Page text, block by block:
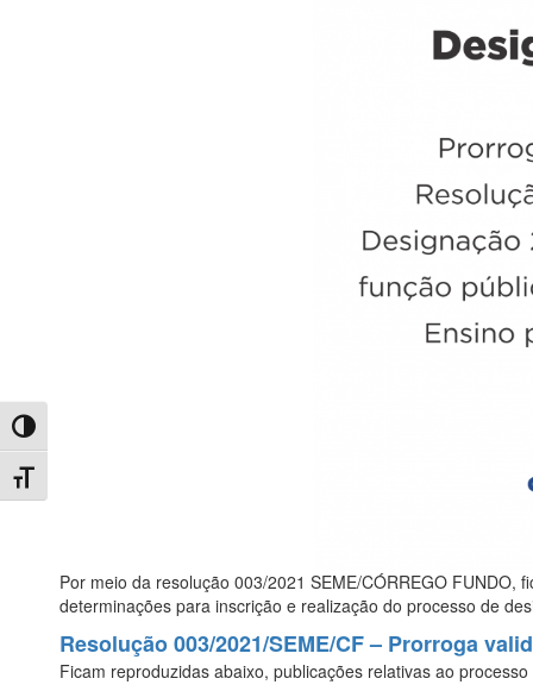
Toggle High Contrast
Toggle Font size
Por meio da resolução 003/2021 SEME/CÓRREGO
determinações para inscrição e realização do processo de
Resolução 003/2021/SEME/CF – Prorroga
Ficam reproduzidas abaixo, publicações relativas ao